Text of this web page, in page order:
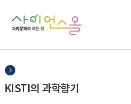
KISTI의 과학향기